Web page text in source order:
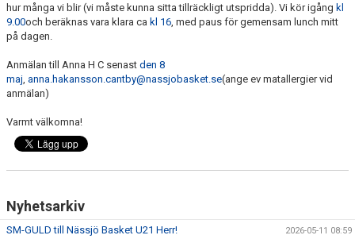
hur många vi blir (vi måste kunna sitta tillräckligt utspridda). Vi kör igång kl
9.00och beräknas vara klara ca kl 16, med paus för gemensam lunch mitt
på dagen.
Anmälan till Anna H C senast den 8
maj, anna.hakansson.cantby@nassjobasket.se(ange ev matallergier vid
anmälan)
Varmt välkomna!
Nyhetsarkiv
SM-GULD till Nässjö Basket U21 Herr! 2026-05-11 08:59